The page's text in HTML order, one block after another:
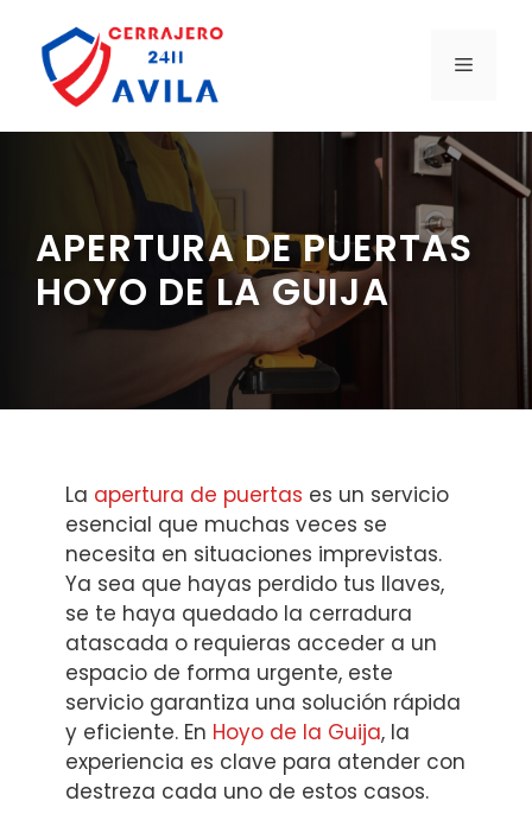
contenido
MENÚ
APERTURA DE PUERTAS
HOYO DE LA GUIJA
La apertura de puertas es un servicio
esencial que muchas veces se
necesita en situaciones imprevistas.
Ya sea que hayas perdido tus llaves,
se te haya quedado la cerradura
atascada o requieras acceder a un
espacio de forma urgente, este
servicio garantiza una solución rápida
y eficiente. En Hoyo de la Guija, la
experiencia es clave para atender con
destreza cada uno de estos casos.